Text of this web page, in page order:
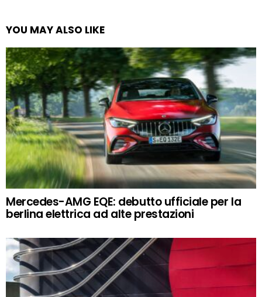
YOU MAY ALSO LIKE
Mercedes-AMG EQE: debutto ufficiale per la
berlina elettrica ad alte prestazioni